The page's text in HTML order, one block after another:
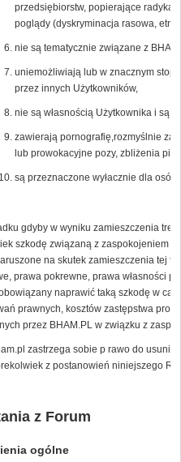
przedsiębiorstw, popierające
poglądy (dyskryminacja rasowa,
nie są tematycznie związane z
uniemożliwiają lub w znacznym
przez innych Użytkowników,
nie są własnością Użytkownika i są
zawierają pornografię,rozmyślnie
lub prowokacyjne pozy, zbliżenia
są przeznaczone wyłacznie dla osób
gdyby w wyniku zamieszczenia
szkodę związaną z zaspokojeniem
na skutek zamieszczenia tej
prawa pokrewne, prawa własności
naprawić taką szkodę w
prawnych, kosztów zastępstwa
przez BHAM.PL w związku z
zastrzega sobie p rawo do
z postanowień niniejszego
z Forum
ogólne